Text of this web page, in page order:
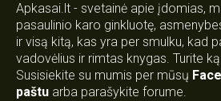
Apkasai.lt - svetainė apie įdomias,
pasaulinio karo ginkluotę,
ir visą kitą, kas yra per smulku, kad
vadovėlius ir rimtas knygas. Turite
Susisiekite su mumis per mūsų
paštu arba parašykite forume.